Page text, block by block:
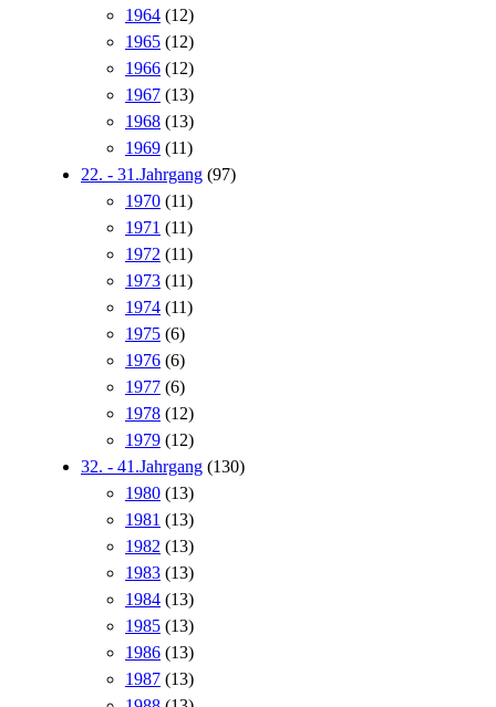
1964 (12)
1965 (12)
1966 (12)
1967 (13)
1968 (13)
1969 (11)
22. - 31.Jahrgang (97)
1970 (11)
1971 (11)
1972 (11)
1973 (11)
1974 (11)
1975 (6)
1976 (6)
1977 (6)
1978 (12)
1979 (12)
32. - 41.Jahrgang (130)
1980 (13)
1981 (13)
1982 (13)
1983 (13)
1984 (13)
1985 (13)
1986 (13)
1987 (13)